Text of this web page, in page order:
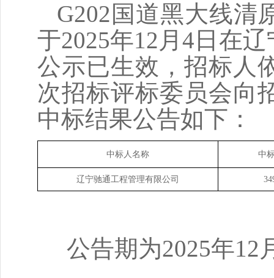
G202 国道黑大线清
于2025年12 月4 日在
公示已生效，招标人
次招标评标委员会向
中标结果公告如下：
中标人名称 中
辽宁驰通工程管理有限公司
公告期为2025年12